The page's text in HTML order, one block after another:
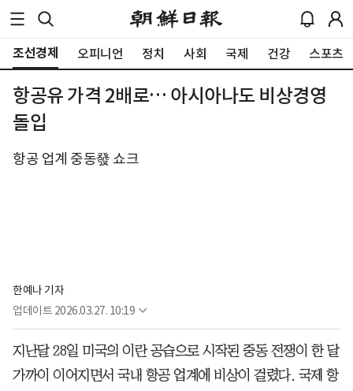
조선경제 오피니언 정치 사회 국제 건강 스포츠
항공유 가격 2배로… 아시아나도 비상경영
돌입
항공 업계 중동發 쇼크
한예나 기자
업데이트 2026.03.27. 10:19
지난달 28일 미국의 이란 공습으로 시작된 중동 전쟁이 한 달
가까이 이어지면서 국내 항공 업계에 비상이 걸렸다. 국제 항